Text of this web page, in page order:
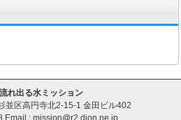
れ出る水ミッション
区高円寺北2-15-1 金田ビル402
Email : mission@r2.dion.ne.jp